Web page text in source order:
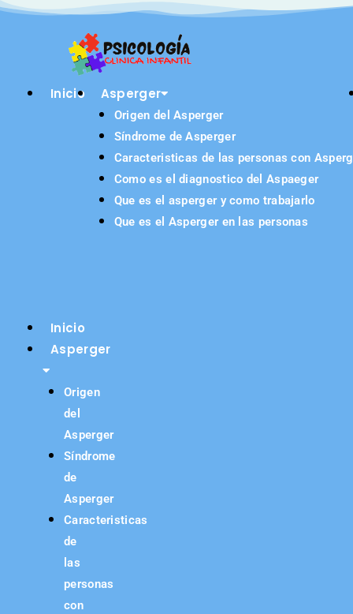
Saltar
Inicio Asperger
Origen del Asperger
Síndrome de Asperger
Caracteristicas de las personas con
Como es el diagnostico del Aspaeger
Que es el asperger y como trabajarlo
Que es el Asperger en las personas
Inicio
Asperger
Origen
del
Asperger
Síndrome
de
Asperger
Caracteristicas
de
las
personas
con